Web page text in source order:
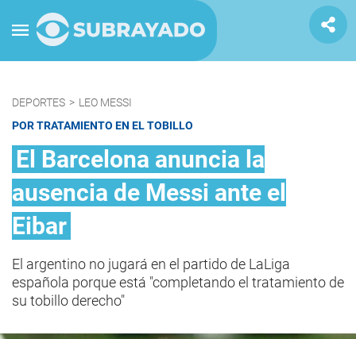
DEPORTES > LEO MESSI
POR TRATAMIENTO EN EL TOBILLO
El Barcelona anuncia la
ausencia de Messi ante el
Eibar
El argentino no jugará en el partido de LaLiga
española porque está "completando el tratamiento de
su tobillo derecho"